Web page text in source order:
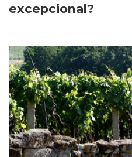
excepcional?